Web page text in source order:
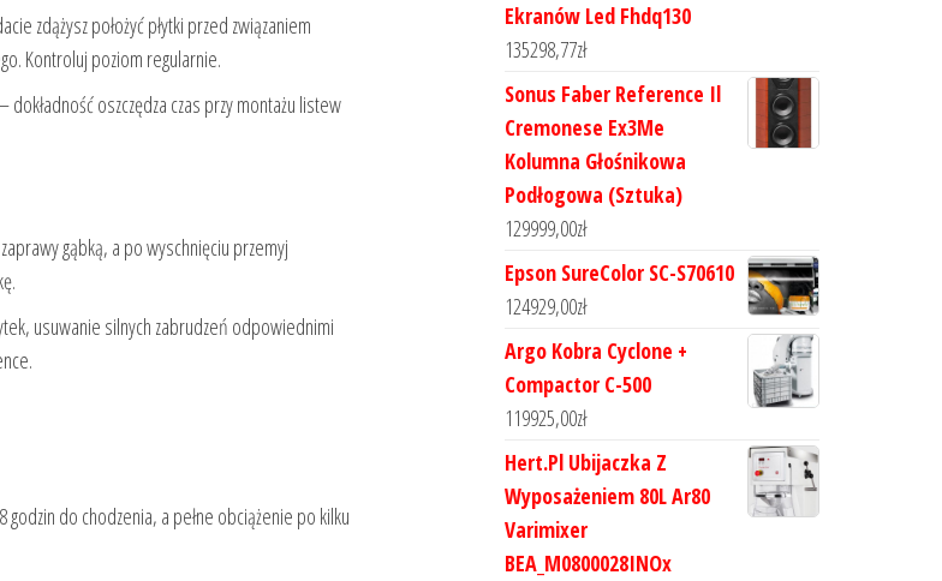
zdążysz położyć płytki przed związaniem
Kontroluj poziom regularnie.
oszczędza czas przy montażu listew
gąbką, a po wyschnięciu przemyj
usuwanie silnych zabrudzeń odpowiednimi
do chodzenia, a pełne obciążenie po kilku
Ekranów Led Fhdq130
135298,77zł
Sonus Faber Reference Il
Cremonese Ex3Me
Kolumna Głośnikowa
Podłogowa (Sztuka)
129999,00zł
Epson SureColor SC-S70610
124929,00zł
Argo Kobra Cyclone +
Compactor C-500
119925,00zł
Hert.Pl Ubijaczka Z
Wyposażeniem 80L Ar80
Varimixer
BEA_M0800028INOx